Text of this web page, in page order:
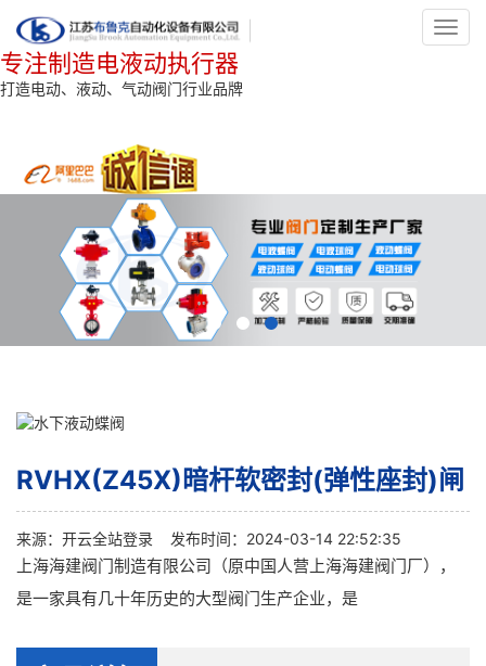
专注制造电液动执行器
打造电动、液动、气动阀门行业品牌
RVHX(Z45X)暗杆软密封(弹性座封)闸
来源： 开云全站登录 发布时间：2024-03-14 22:52:35
上海海建阀门制造有限公司（原中国人营上海海建阀门厂），
是一家具有几十年历史的大型阀门生产企业，是